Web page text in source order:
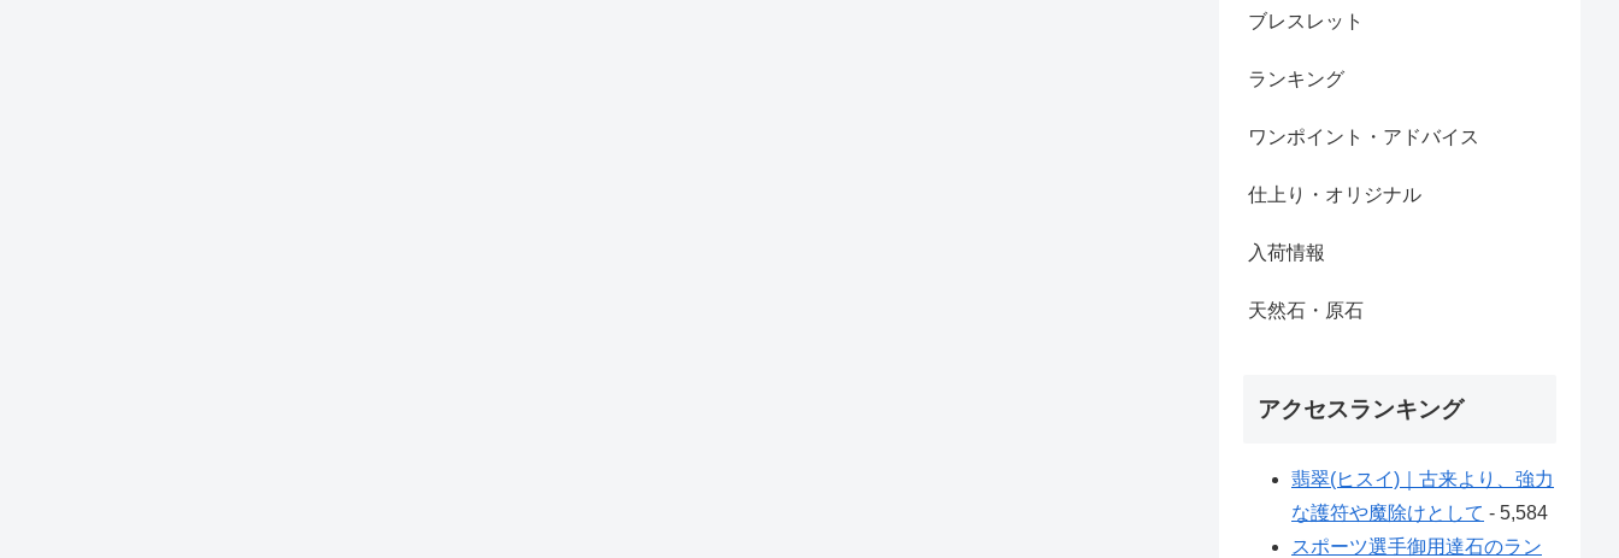
ブレスレット
ランキング
ワンポイント・アドバイス
仕上り・オリジナル
入荷情報
天然石・原石
アクセスランキング
翡翠(ヒスイ)｜古来より、強力
な護符や魔除けとして - 5,584
スポーツ選手御用達石のラン